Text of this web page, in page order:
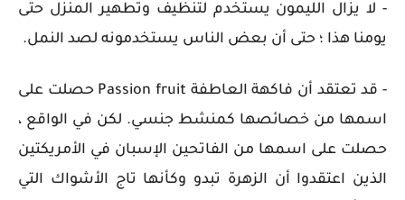
- لا يزال الليمون يستخدم لتنظيف وتطهير المنزل حتى
يومنا هذا ؛ حتى أن بعض الناس يستخدمونه لصد النمل.
- قد تعتقد أن فاكهة العاطفة Passion fruit حصلت على
اسمها من خصائصها كمنشط جنسي. لكن في الواقع ،
حصلت على اسمها من الفاتحين الإسبان في الأمريكتين
الذين اعتقدوا أن الزهرة تبدو وكأنها تاج الأشواك التي